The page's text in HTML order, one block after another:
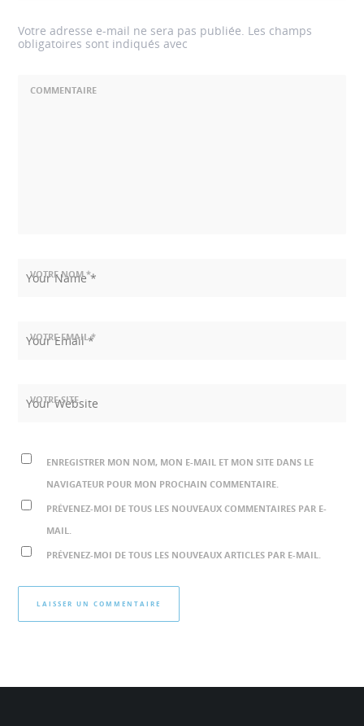
Votre adresse e-mail ne sera pas publiée. Les champs
obligatoires sont indiqués avec
COMMENTAIRE
VOTRE NOM *
VOTRE EMAIL *
VOTRE SITE
ENREGISTRER MON NOM, MON E-MAIL ET MON SITE DANS LE
NAVIGATEUR POUR MON PROCHAIN COMMENTAIRE.
PRÉVENEZ-MOI DE TOUS LES NOUVEAUX COMMENTAIRES PAR E-
MAIL.
PRÉVENEZ-MOI DE TOUS LES NOUVEAUX ARTICLES PAR E-MAIL.